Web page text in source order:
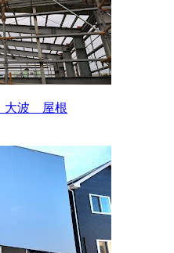
大波 屋根